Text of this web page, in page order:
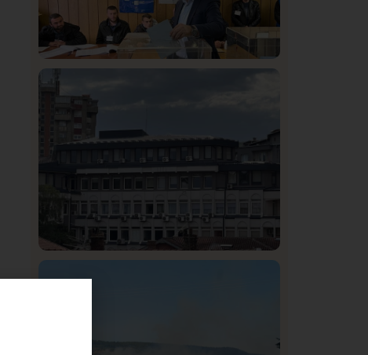
Rasim Ljajić podneo ostavku na mesto
predsednika SDPS